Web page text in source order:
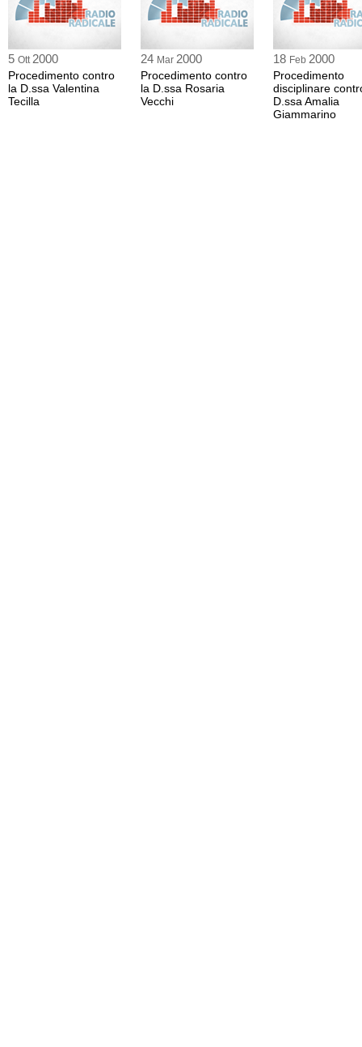
5 Ott 2000
Procedimento contro
la D.ssa Valentina
Tecilla
24 Mar 2000
Procedimento contro
la D.ssa Rosaria
Vecchi
18 Feb 2000
Procedimento
disciplinare
D.ssa Amalia
Giammarino